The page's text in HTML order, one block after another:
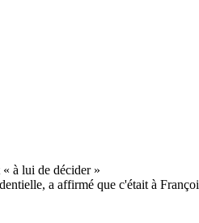
a affirmé que c'était à